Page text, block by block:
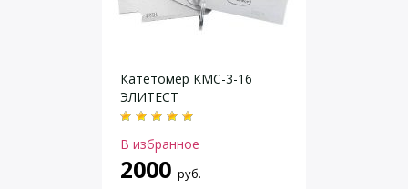
Катетомер КМС-3-16
ЭЛИТЕСТ
В избранное
2000 руб.